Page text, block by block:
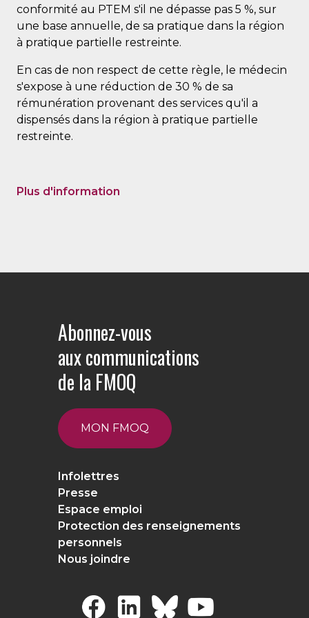
conformité au PTEM s'il ne dépasse pas 5 %, sur
une base annuelle, de sa pratique dans la région
à pratique partielle restreinte.
En cas de non respect de cette règle, le médecin
s'expose à une réduction de 30 % de sa
rémunération provenant des services qu'il a
dispensés dans la région à pratique partielle
restreinte.
Plus d'information
Abonnez-vous
aux communications
de la FMOQ
MON FMOQ
Infolettres
Presse
Espace emploi
Protection des renseignements
personnels
Nous joindre